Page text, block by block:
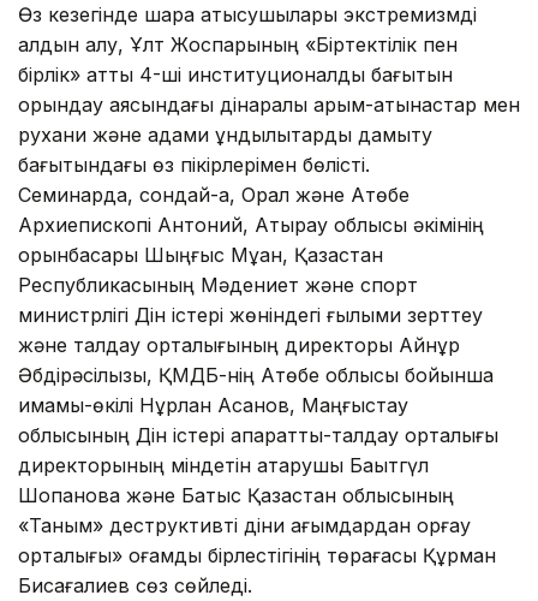
Өз кезегінде шара қатысушылары экстремизмді
алдын алу, Ұлт Жоспарының «Біртектілік пен
бірлік» атты 4-ші институционалды бағытын
орындау аясындағы дінаралық қарым-қатынастар мен
рухани және адами құндылықтарды дамыту
бағытындағы өз пікірлерімен бөлісті.
Семинарда, сондай-ақ, Орал және Ақтөбе
Архиепископі Антоний, Атырау облысы әкімінің
орынбасары Шыңғыс Мұқан, Қазақстан
Республикасының Мәдениет және спорт
министрлігі Дін істері жөніндегі ғылыми зерттеу
және талдау орталығының директоры Айнұр
Әбдірәсілқызы, ҚМДБ-нің Ақтөбе облысы бойынша
имамы-өкілі Нұрлан Асанов, Маңғыстау
облысының Дін істері ақпараттық-талдау орталығы
директорының міндетін атқарушы Бақытгүл
Шопанова және Батыс Қазақстан облысының
«Таным» деструктивті діни ағымдардан қорғау
орталығы» қоғамдық бірлестігінің төрағасы Құрман
Бисағалиев сөз сөйледі.